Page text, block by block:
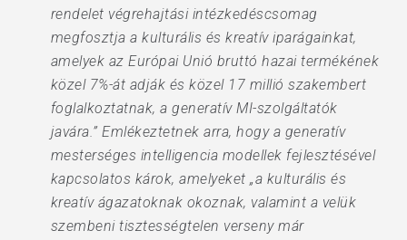
rendelet végrehajtási intézkedéscsomag
megfosztja a kulturális és kreatív iparágainkat,
amelyek az Európai Unió bruttó hazai termékének
közel 7%-át adják és közel 17 millió szakembert
foglalkoztatnak, a generatív MI-szolgáltatók
javára.” Emlékeztetnek arra, hogy a generatív
mesterséges intelligencia modellek fejlesztésével
kapcsolatos károk, amelyeket „a kulturális és
kreatív ágazatoknak okoznak, valamint a velük
szembeni tisztességtelen verseny már